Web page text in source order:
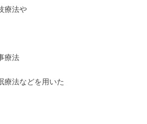
療法や
療法
療法などを用いた